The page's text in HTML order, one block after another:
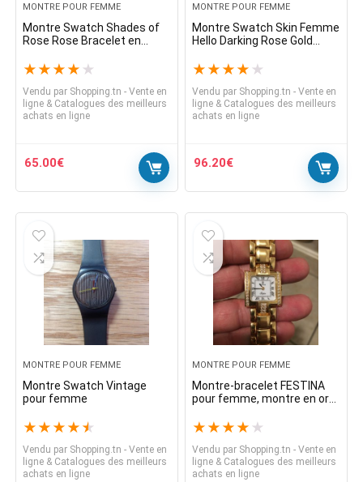
MONTRE POUR FEMME
Montre Swatch Shades of
Rose Rose Bracelet en
SUOP107
★ ★ ★ ★ ★
Vendu par Shopping.tn - Vente en
ligne & Catalogues des meilleurs
achats en ligne
65.00€
MONTRE POUR FEMME
Montre Swatch Skin Femme
Hello Darking Rose Gold
130
★ ★ ★ ★ ★
Vendu par Shopping.tn - Vente en
ligne & Catalogues des meilleurs
achats en ligne
96.20€
MONTRE POUR FEMME
Montre Swatch Vintage
pour femme
★ ★ ★ ★ ★
Vendu par Shopping.tn - Vente en
ligne & Catalogues des meilleurs
achats en ligne
MONTRE POUR FEMME
Montre-bracelet FESTINA
pour femme, montre en or
diamant
★ ★ ★ ★ ★
Vendu par Shopping.tn - Vente en
ligne & Catalogues des meilleurs
achats en ligne